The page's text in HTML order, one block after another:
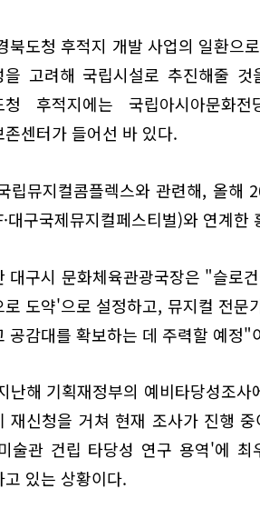
북도청 후적지 개발 사업의 일환으
을 고려해 국립시설로 추진해줄
청 후적지에는 국립아시아문화
존센터가 들어선 바 있다.
립뮤지컬콤플렉스와 관련해, 올해
대구국제뮤지컬페스티벌)와 연계
대구시 문화체육관광국장은 "슬로
로 도약'으로 설정하고, 뮤지컬 전문
공감대를 확보하는 데 주력할 예정"
난해 기획재정부의 예비타당성조
재신청을 거쳐 현재 조사가 진행
술관 건립 타당성 연구 용역'에
고 있는 상황이다.